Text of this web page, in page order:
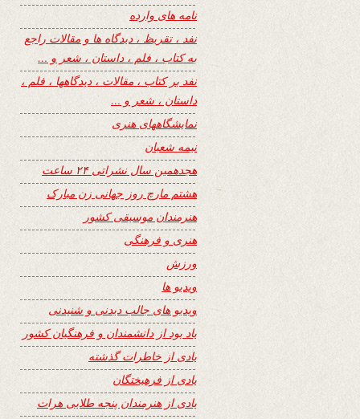
نامه های وارده
نفد ، تقریظ ، دیدگاه ها و مقالات راجع
به کتاب ، فلم ، داستان ، شعر و …
نفد بر کتاب ، مقالات ، دیدگاهها ، فلم ،
داستان ، شعر و …
نمایشگاههای هنری
نیمه شعبان
هجدهمین سال نشراتی ۲۴ ساعت
هشتم مارچ روز جهانی زن مبارک
هنرمندان موسیقی کشور
هنری و فرهنگی
ورزش
ویدیو ها
ویدیو های جالب دیدنی و شنیدنی
یاد بود از دانشمندان و فرهنگیان کشور
یادی از خاطرات گذشته
یادی از فرهیختگان
یادی از هنرمندان پنجه طلایی هرات